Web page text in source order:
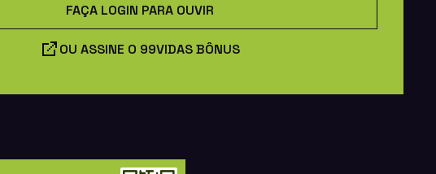
FAÇA LOGIN PARA OUVIR
OU ASSINE O 99VIDAS BÔNUS